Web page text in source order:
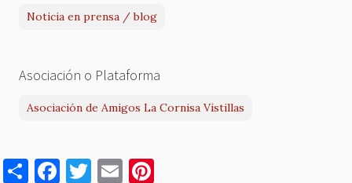
Noticia en prensa / blog
Asociación o Plataforma
Asociación de Amigos La Cornisa Vistillas
S F T E